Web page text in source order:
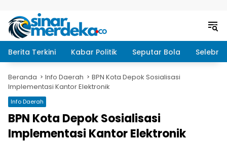
Berita Terkini Kabar Politik Seputar Bola
Beranda Info Daerah
BPN Kota Depok Sosialisasi
Implementasi Kantor Elektronik
Info Daerah
BPN Kota Depok Sosialisasi
Implementasi Kantor Elektronik